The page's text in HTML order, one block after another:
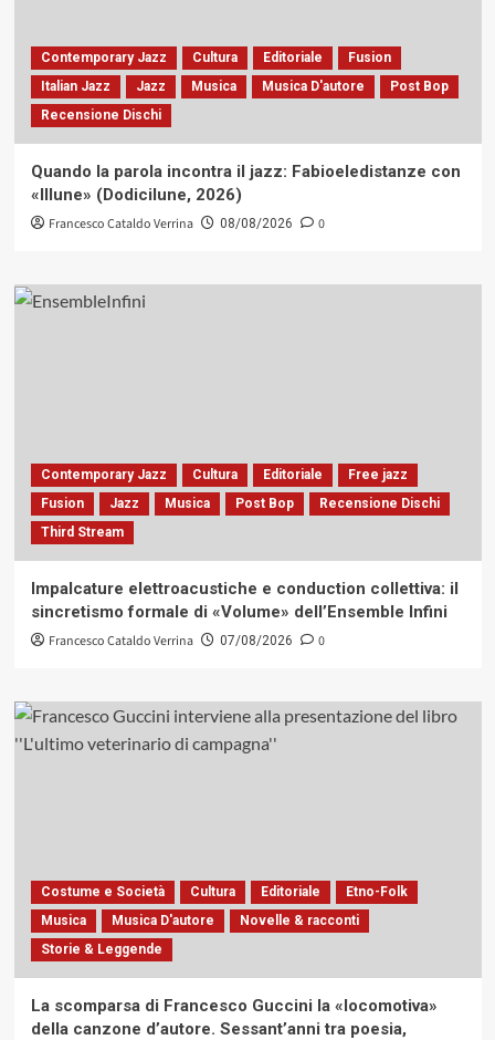
Contemporary Jazz Cultura Editoriale
Fusion
Italian Jazz
Jazz Musica Musica D'autore
Post Bop
Recensione Dischi
Quando la parola incontra il jazz: Fabioeledistanze con
«Illune» (Dodicilune, 2026)
Francesco Cataldo Verrina 08/08/2026 0
Contemporary Jazz Cultura Editoriale
Free jazz
Fusion
Jazz Musica Post Bop
Recensione Dischi
Third Stream
Impalcature elettroacustiche e conduction collettiva: il
sincretismo formale di «Volume» dell’Ensemble Infini
Francesco Cataldo Verrina 07/08/2026 0
Costume e Società Cultura Editoriale
Etno-Folk
Musica
Musica D'autore
Novelle & racconti
Storie & Leggende
La scomparsa di Francesco Guccini la «locomotiva»
della canzone d’autore. Sessant’anni tra poesia,